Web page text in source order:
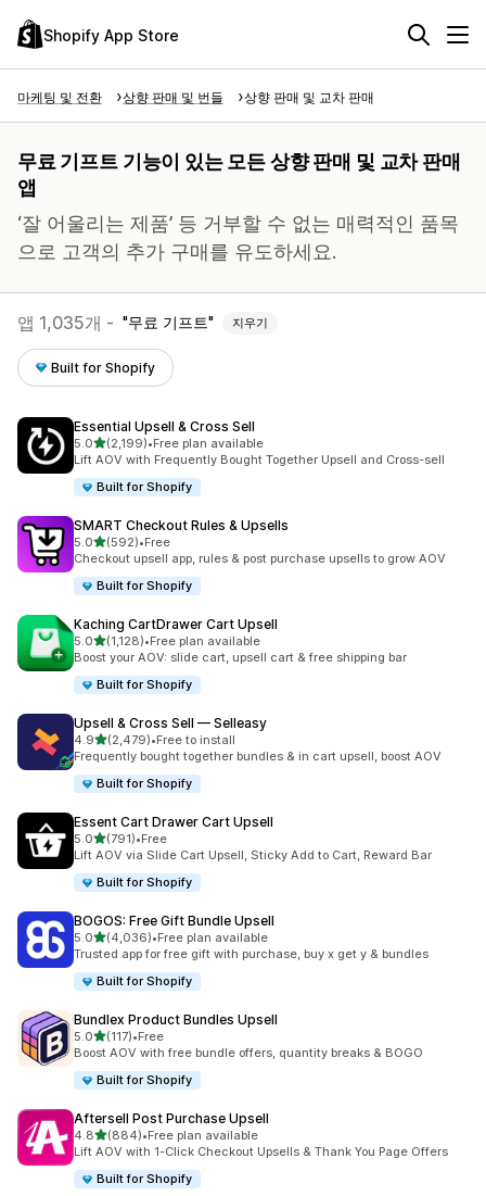
Shopify App Store
마케팅 및 전환 상향 판매 및 번들 상향 판매 및 교차 판매
무료 기프트 기능이 있는 모든 상향 판매 및 교차 판매
앱
‘잘 어울리는 제품’ 등 거부할 수 없는 매력적인 품목
으로 고객의 추가 구매를 유도하세요.
앱 1,035개 - 무료 기프트 지우기
Built for Shopify
Essential Upsell & Cross Sell
5.0별 5개 중
(2,199)
총 리뷰 2199개
•Free plan available
Lift AOV with Frequently Bought Together Upsell and Cross-sell
Built for Shopify
SMART Checkout Rules & Upsells
5.0별 5개 중
(592)
총 리뷰 592개
•Free
Checkout upsell app, rules & post purchase upsells to grow AOV
Built for Shopify
Kaching CartDrawer Cart Upsell
5.0별 5개 중
(1,128)
총 리뷰 1128개
•Free plan available
Boost your AOV: slide cart, upsell cart & free shipping bar
Built for Shopify
Upsell & Cross Sell — Selleasy
4.9별 5개 중
(2,479)
총 리뷰 2479개
•Free to install
Frequently bought together bundles & in cart upsell, boost AOV
Built for Shopify
Essent Cart Drawer Cart Upsell
5.0별 5개 중
(791)
총 리뷰 791개
•Free
Lift AOV via Slide Cart Upsell, Sticky Add to Cart, Reward Bar
Built for Shopify
BOGOS: Free Gift Bundle Upsell
5.0별 5개 중
(4,036)
총 리뷰 4036개
•Free plan available
Trusted app for free gift with purchase, buy x get y & bundles
Built for Shopify
Bundlex Product Bundles Upsell
5.0별 5개 중
(117)
총 리뷰 117개
•Free
Boost AOV with free bundle offers, quantity breaks & BOGO
Built for Shopify
Aftersell Post Purchase Upsell
4.8별 5개 중
(884)
총 리뷰 884개
•Free plan available
Lift AOV with 1-Click Checkout Upsells & Thank You Page Offers
Built for Shopify